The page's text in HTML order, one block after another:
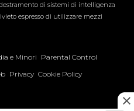
di sistemi di intelligenza
espresso di utilizzare mezzi
e Minori Parental Control
Privacy Cookie Policy